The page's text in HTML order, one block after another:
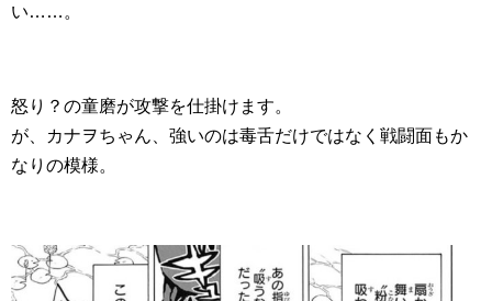
い……。
怒り？の童磨が攻撃を仕掛けます。
が、カナヲちゃん、強いのは毒舌だけではなく戦闘面もか
なりの模様。